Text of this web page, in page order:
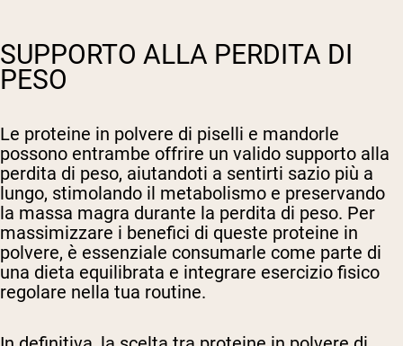
SUPPORTO ALLA PERDITA DI
PESO
Le proteine in polvere di piselli e mandorle
possono entrambe offrire un valido supporto alla
perdita di peso, aiutandoti a sentirti sazio più a
lungo, stimolando il metabolismo e preservando
la massa magra durante la perdita di peso. Per
massimizzare i benefici di queste proteine in
polvere, è essenziale consumarle come parte di
una dieta equilibrata e integrare esercizio fisico
regolare nella tua routine.